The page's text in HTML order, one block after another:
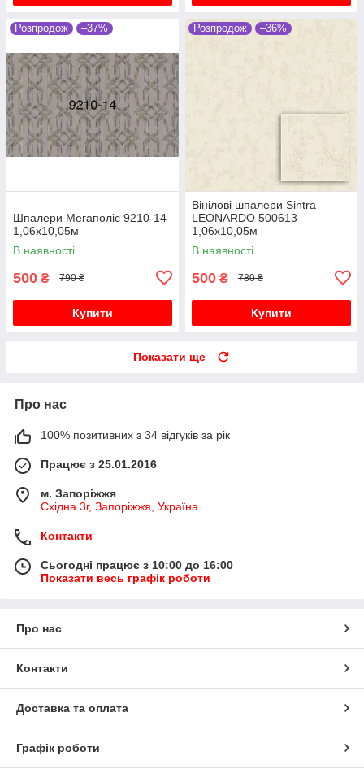
Розпродож –37%
Шпалери Мегаполіс 9210-14
1,06х10,05м
В наявності
500 ₴ 790 ₴
Купити
Розпродож –36%
Вінілові шпалери Sintra
LEONARDO 500613
1,06х10,05м
В наявності
500 ₴ 780 ₴
Купити
Показати ще
Про нас
100% позитивних з 34 відгуків за рік
Працює з 25.01.2016
м. Запоріжжя
Східна 3г, Запоріжжя, Україна
Контакти
Сьогодні працює з 10:00 до 16:00
Показати весь графік роботи
Про нас
Контакти
Доставка та оплата
Графік роботи